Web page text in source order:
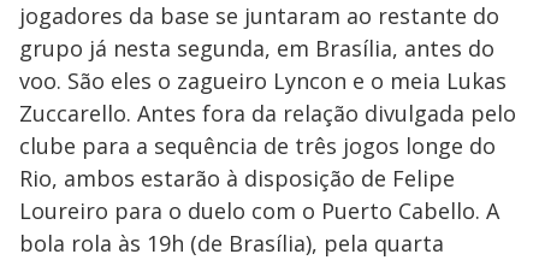
jogadores da base se juntaram ao restante do
grupo já nesta segunda, em Brasília, antes do
voo. São eles o zagueiro Lyncon e o meia Lukas
Zuccarello. Antes fora da relação divulgada pelo
clube para a sequência de três jogos longe do
Rio, ambos estarão à disposição de Felipe
Loureiro para o duelo com o Puerto Cabello. A
bola rola às 19h (de Brasília), pela quarta